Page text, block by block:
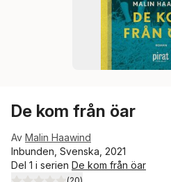
De kom från öar
Av Malin Haawind
Inbunden, Svenska, 2021
Del 1 i serien De kom från öar